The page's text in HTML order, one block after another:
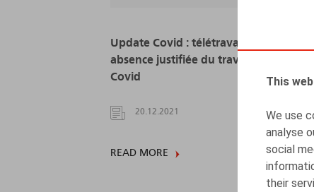
This
We use
analyse
social
their
Update Covid : télétravail obligatoire et
absence justifiée du travail pour un test
Covid
20.12.2021
READ MORE